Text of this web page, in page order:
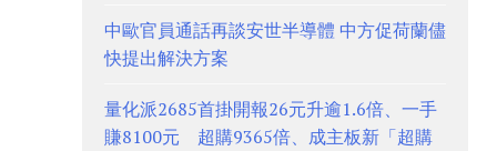
中歐官員通話再談安世半導體 中方促荷蘭儘
快提出解決方案
量化派2685首掛開報26元升逾1.6倍、一手
賺8100元 超購9365倍、成主板新「超購